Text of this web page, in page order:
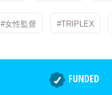
#女性監督 #TRIPLEX
FUNDED